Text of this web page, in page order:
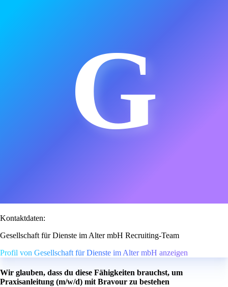
G
Kontaktdaten:
Gesellschaft für Dienste im Alter mbH Recruiting-Team
Profil von Gesellschaft für Dienste im Alter mbH anzeigen
Wir glauben, dass du diese Fähigkeiten brauchst, um
Praxisanleitung (m/w/d) mit Bravour zu bestehen